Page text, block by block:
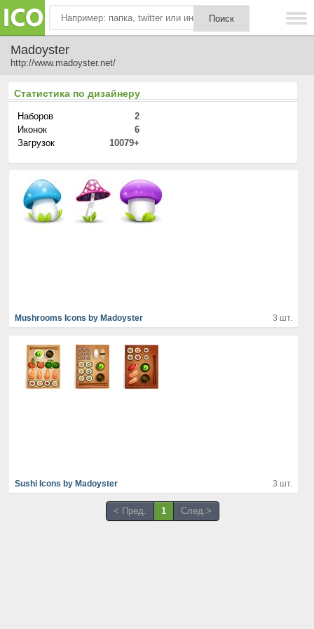
Madoyster
http://www.madoyster.net/
Статистика по дизайнеру
Наборов
2
Иконок
6
Загрузок
10079+
Mushrooms Icons by Madoyster 3 шт.
Sushi Icons by Madoyster 3 шт.
< Пред. 1 След.>